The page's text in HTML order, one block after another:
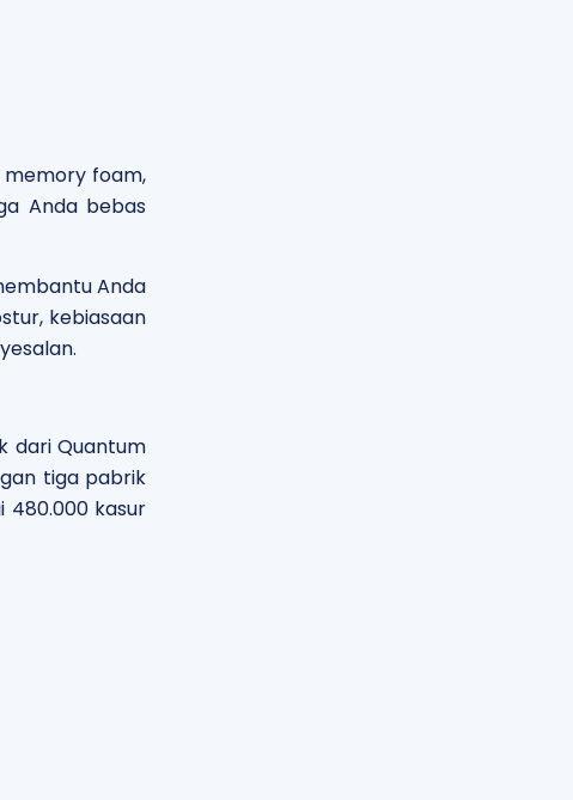
foam,
Anda bebas
Anda
kebiasaan
dari Quantum
tiga pabrik
480.000 kasur